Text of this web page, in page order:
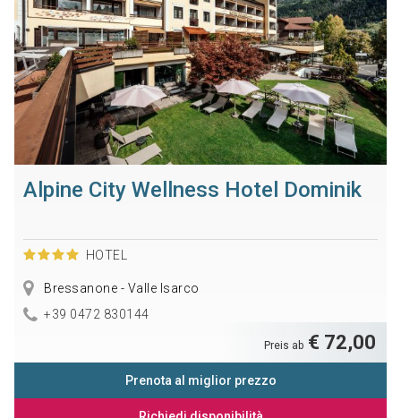
Alpine City Wellness Hotel Dominik
HOTEL
Bressanone - Valle Isarco
+39 0472 830144
Preis ab € 72,00
Prenota al miglior prezzo